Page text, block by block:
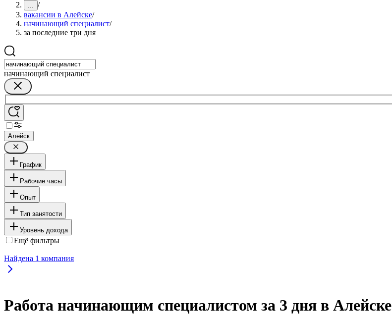
... /
вакансии в Алейске/
начинающий специалист/
за последние три дня
начинающий специалист
Алейск
График
Рабочие часы
Опыт
Тип занятости
Уровень дохода
Ещё фильтры
Найдена 1 компания
Работа начинающим специалистом за 3 дня в Алейске